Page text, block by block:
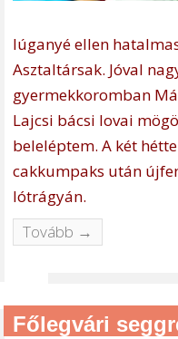
lúganyé ellen
Asztaltársak. Jóval
gyermekkoromban
Lajcsi bácsi lovai
beleléptem. A két
cakkumpaks után
lótrágyán.
Tovább →
Főlegvári